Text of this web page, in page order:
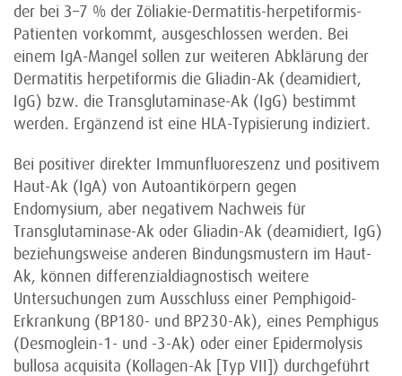
der bei 3–7 % der Zöliakie-Dermatitis-herpetiformis-
Patienten vorkommt, ausgeschlossen werden. Bei
einem IgA-Mangel sollen zur weiteren Abklärung der
Dermatitis herpetiformis die Gliadin-Ak (deamidiert,
IgG) bzw. die Transglutaminase-Ak (IgG) bestimmt
werden. Ergänzend ist eine HLA-Typisierung indiziert.
Bei positiver direkter Immunfluoreszenz und positivem
Haut-Ak (IgA) von Autoantikörpern gegen
Endomysium, aber negativem Nachweis für
Transglutaminase-Ak oder Gliadin-Ak (deamidiert, IgG)
beziehungsweise anderen Bindungsmustern im Haut-
Ak, können differenzialdiagnostisch weitere
Untersuchungen zum Ausschluss einer Pemphigoid-
Erkrankung (BP180- und BP230-Ak), eines Pemphigus
(Desmoglein-1- und -3-Ak) oder einer Epidermolysis
bullosa acquisita (Kollagen-Ak ­[Typ VII]) durchgeführt